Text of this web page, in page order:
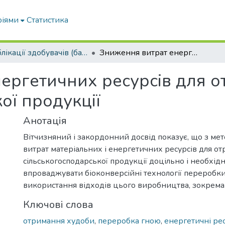
Статистика
Публікації здобувачів (бакалаврів. магістрів, аспірантів) Зниження витрат енергетичних ресурсів для отримання сільськогосподарської продукції
ресурсів для
продукції
Анотація
Вітчизняний і закордонний досвід показує, що з
витрат матеріальних і енергетичних ресурсів для
сільськогосподарської продукції доцільно і
впроваджувати біоконверсійні технології
використання відходів цього виробництва,
Ключові слова
отримання худоби, переробка гною, енергетичні